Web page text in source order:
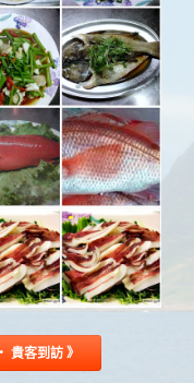
貴客到訪 》